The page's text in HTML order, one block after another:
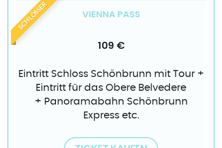
SCHLÖSSER VIENNA PASS
109 €
Eintritt Schloss Schönbrunn mit Tour +
Eintritt für das Obere Belvedere
+ Panoramabahn Schönbrunn
Express etc.